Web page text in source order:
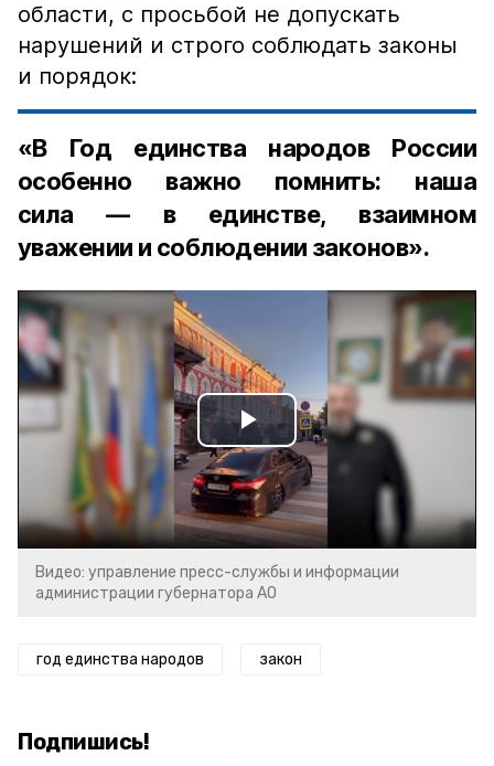
области, с просьбой не допускать
нарушений и строго соблюдать законы
и порядок:
«В Год единства народов России
особенно важно помнить: наша
сила — в единстве, взаимном
уважении и соблюдении законов».
Play
Video
Видео: управление пресс-службы и информации
администрации губернатора АО
год единства народов закон
Подпишись!